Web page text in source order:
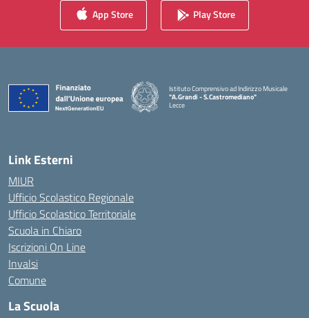
App Store Play Store
Istituto Comprensivo ad Indirizzo Musicale
"A.Grandi - S.Castromediano"
Lecce
Link Esterni
MIUR
Ufficio Scolastico Regionale
Ufficio Scolastico Territoriale
Scuola in Chiaro
Iscrizioni On Line
Invalsi
Comune
La Scuola